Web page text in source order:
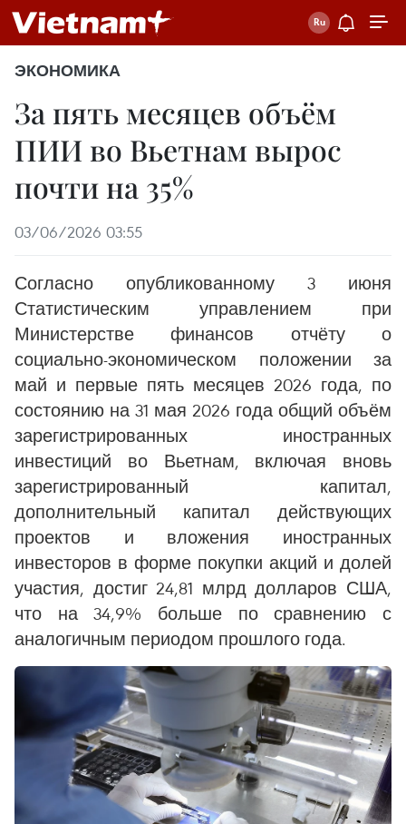
ЭКОНОМИКА
За пять месяцев объём
ПИИ во Вьетнам вырос
почти на 35%
03/06/2026 03:55
Согласно опубликованному 3 июня
Статистическим управлением при
Министерстве финансов отчёту о
социально-экономическом положении за
май и первые пять месяцев 2026 года, по
состоянию на 31 мая 2026 года общий объём
зарегистрированных иностранных
инвестиций во Вьетнам, включая вновь
зарегистрированный капитал,
дополнительный капитал действующих
проектов и вложения иностранных
инвесторов в форме покупки акций и долей
участия, достиг 24,81 млрд долларов США,
что на 34,9% больше по сравнению с
аналогичным периодом прошлого года.